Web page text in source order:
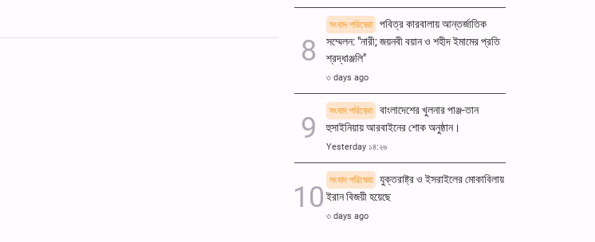
সংবাদ পরিষেবা
পবিত্র কারবালায় আন্তর্জাতিক
সম্মেলন: "নারী; জয়নবী বয়ান ও শহীদ ইমামের প্রতি
শ্রদ্ধাঞ্জলি"
৩ days ago
সংবাদ পরিষেবা
বাংলাদেশের খুলনার পাঞ্জ-তান
হুসাইনিয়ায় আরবাইনের শোক অনুষ্ঠান।
Yesterday ১৪:২৬
সংবাদ পরিষেবা
যুক্তরাষ্ট্র ও ইসরাইলের মোকাবিলায়
ইরান বিজয়ী হয়েছে
৩ days ago